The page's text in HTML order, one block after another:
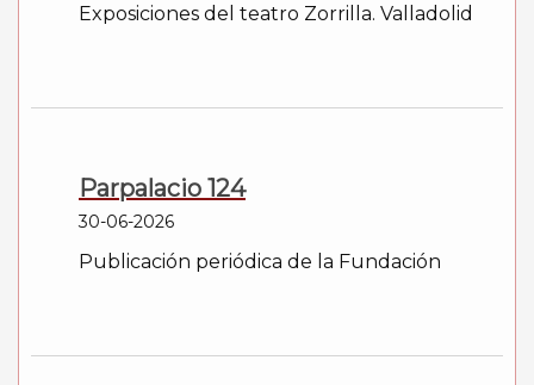
Exposiciones del teatro Zorrilla. Valladolid
Parpalacio 124
30-06-2026
Publicación periódica de la Fundación